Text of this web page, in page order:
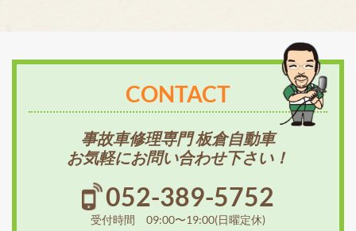
CONTACT
事故車修理専門 板倉自動車
お気軽にお問い合わせ下さい！
052-389-5752
受付時間 09:00〜19:00(日曜定休)